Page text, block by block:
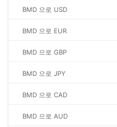
BMD 으로 USD
BMD 으로 EUR
BMD 으로 GBP
BMD 으로 JPY
BMD 으로 CAD
BMD 으로 AUD